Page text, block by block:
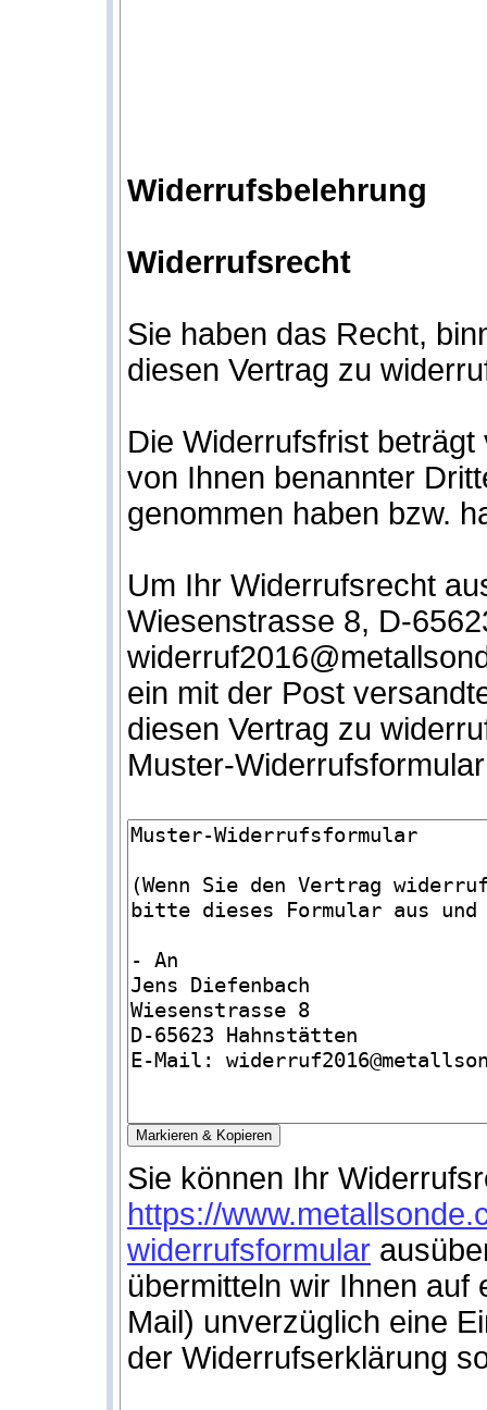
Widerrufsbelehrung
Widerrufsrecht
Sie haben das Recht,
diesen Vertrag zu
Die Widerrufsfrist
von Ihnen benannter
genommen haben bzw.
Um Ihr Widerrufsrecht
Wiesenstrasse 8, D-
ein mit der Post
diesen Vertrag zu
Muster-
Sie können Ihr
https://
widerrufsformular
übermitteln wir Ihnen auf
Mail) unverzüglich eine
der Widerrufserklärung